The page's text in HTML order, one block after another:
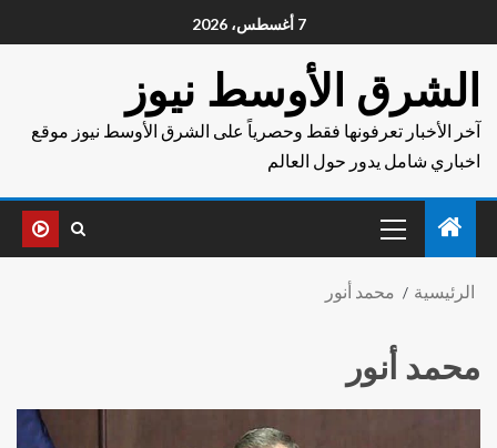
7 أغسطس، 2026
الشرق الأوسط نيوز
آخر الأخبار تعرفونها فقط وحصرياً على الشرق الأوسط نيوز موقع
اخباري شامل يدور حول العالم
الرئيسية محمد أنور
محمد أنور